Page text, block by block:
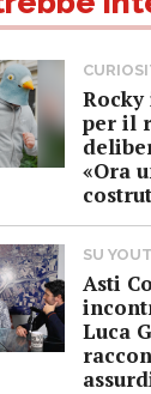
per il
«Ora
SU
Asti
Luca